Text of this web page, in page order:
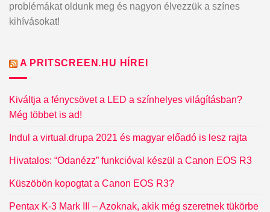
problémákat oldunk meg és nagyon élvezzük a színes
kihívásokat!
A PRITSCREEN.HU HÍREI
Kiváltja a fénycsövet a LED a színhelyes világításban?
Még többet is ad!
Indul a virtual.drupa 2021 és magyar előadó is lesz rajta
Hivatalos: “Odanézz” funkcióval készül a Canon EOS R3
Küszöbön kopogtat a Canon EOS R3?
Pentax K-3 Mark III – Azoknak, akik még szeretnek tükörbe